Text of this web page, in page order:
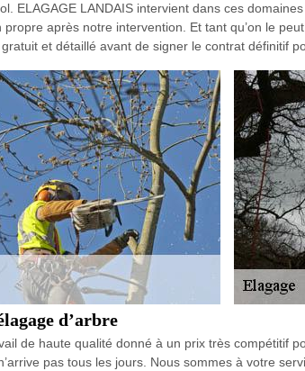
ELAGAGE LANDAIS intervient dans ces
après notre intervention. Et tant qu’on le
et détaillé avant de signer le contrat définitif
d’arbre
de haute qualité donné à un prix très compétitif
pas tous les jours. Nous sommes à votre